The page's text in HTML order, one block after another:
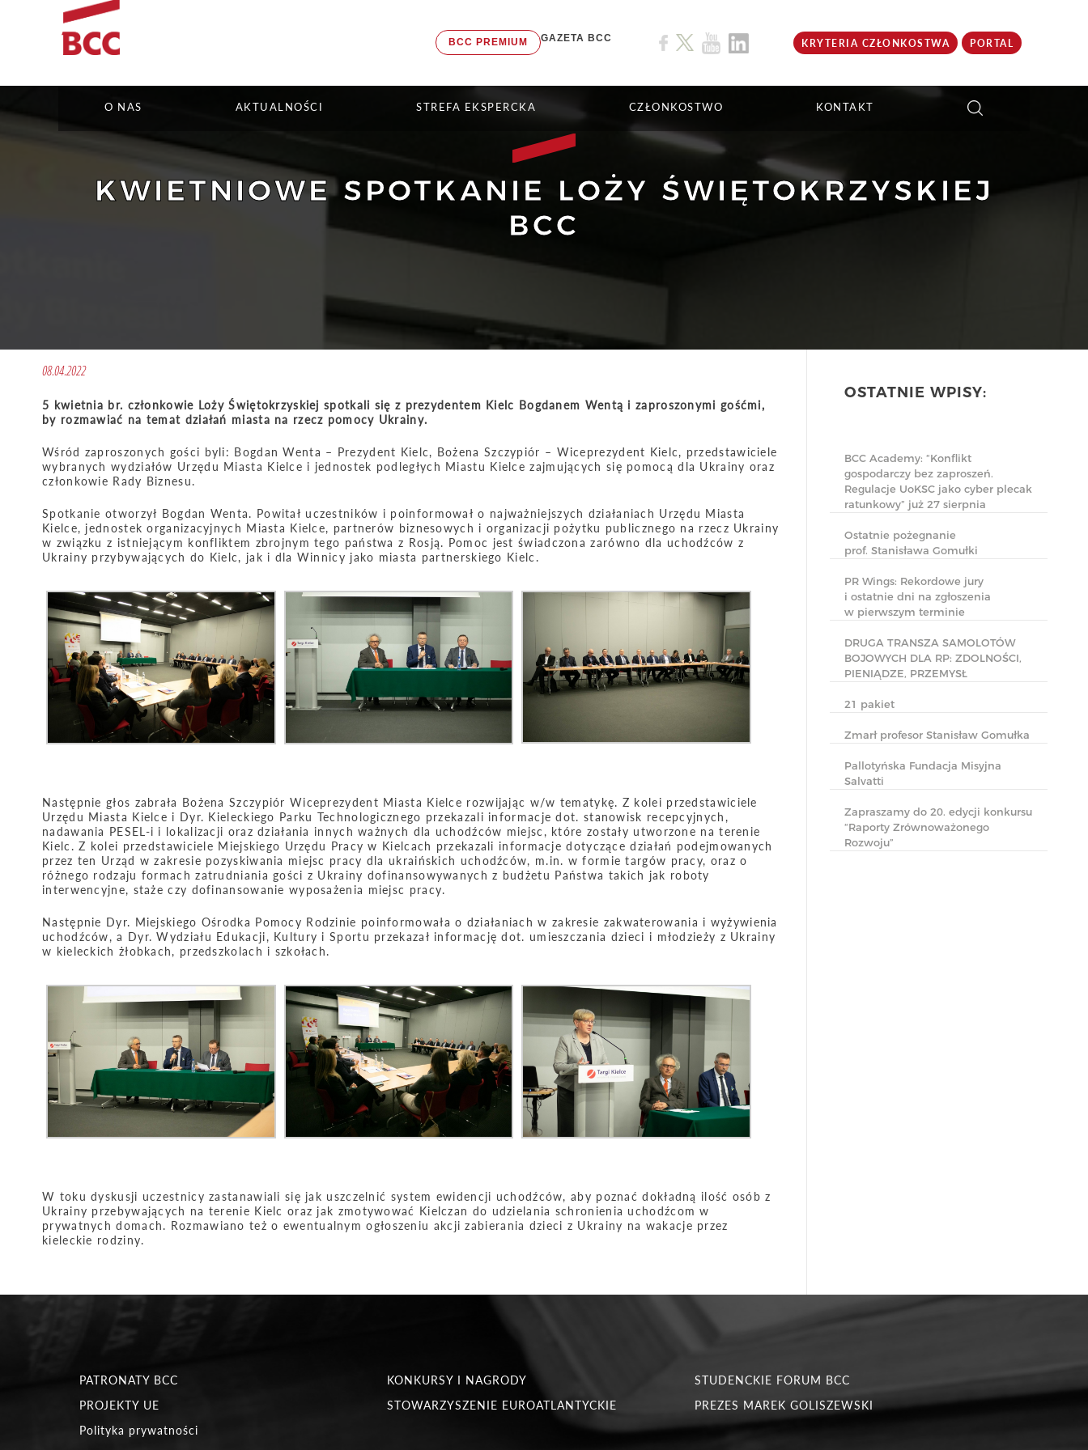
BCC PREMIUM GAZETA BCC KRYTERIA CZŁONKOSTWA PORTAL
O NAS AKTUALNOŚCI STREFA EKSPERCKA CZŁONKOSTWO KONTAKT
KWIETNIOWE SPOTKANIE LOŻY ŚWIĘTOKRZYSKIEJ
BCC
OSTATNIE WPISY:
BCC Academy: “Konflikt
gospodarczy bez zaproszeń.
Regulacje UoKSC jako cyber plecak
ratunkowy” już 27 sierpnia
Ostatnie pożegnanie
prof. Stanisława Gomułki
PR Wings: Rekordowe jury
i ostatnie dni na zgłoszenia
w pierwszym terminie
DRUGA TRANSZA SAMOLOTÓW
BOJOWYCH DLA RP: ZDOLNOŚCI,
PIENIĄDZE, PRZEMYSŁ
21 pakiet
Zmarł profesor Stanisław Gomułka
Pallotyńska Fundacja Misyjna
Salvatti
Zapraszamy do 20. edycji konkursu
“Raporty Zrównoważonego
Rozwoju”
08.04.2022
5 kwietnia br. członkowie Loży Świętokrzyskiej spotkali się z prezydentem Kielc Bogdanem Wentą i zaproszonymi gośćmi,
by rozmawiać na temat działań miasta na rzecz pomocy Ukrainy.
Wśród zaproszonych gości byli: Bogdan Wenta – Prezydent Kielc, Bożena Szczypiór – Wiceprezydent Kielc, przedstawiciele
wybranych wydziałów Urzędu Miasta Kielce i jednostek podległych Miastu Kielce zajmujących się pomocą dla Ukrainy oraz
członkowie Rady Biznesu.
Spotkanie otworzył Bogdan Wenta. Powitał uczestników i poinformował o najważniejszych działaniach Urzędu Miasta
Kielce, jednostek organizacyjnych Miasta Kielce, partnerów biznesowych i organizacji pożytku publicznego na rzecz Ukrainy
w związku z istniejącym konfliktem zbrojnym tego państwa z Rosją. Pomoc jest świadczona zarówno dla uchodźców z
Ukrainy przybywających do Kielc, jak i dla Winnicy jako miasta partnerskiego Kielc.
Następnie głos zabrała Bożena Szczypiór Wiceprezydent Miasta Kielce rozwijając w/w tematykę. Z kolei przedstawiciele
Urzędu Miasta Kielce i Dyr. Kieleckiego Parku Technologicznego przekazali informacje dot. stanowisk recepcyjnych,
nadawania PESEL-i i lokalizacji oraz działania innych ważnych dla uchodźców miejsc, które zostały utworzone na terenie
Kielc. Z kolei przedstawiciele Miejskiego Urzędu Pracy w Kielcach przekazali informacje dotyczące działań podejmowanych
przez ten Urząd w zakresie pozyskiwania miejsc pracy dla ukraińskich uchodźców, m.in. w formie targów pracy, oraz o
różnego rodzaju formach zatrudniania gości z Ukrainy dofinansowywanych z budżetu Państwa takich jak roboty
interwencyjne, staże czy dofinansowanie wyposażenia miejsc pracy.
Następnie Dyr. Miejskiego Ośrodka Pomocy Rodzinie poinformowała o działaniach w zakresie zakwaterowania i wyżywienia
uchodźców, a Dyr. Wydziału Edukacji, Kultury i Sportu przekazał informację dot. umieszczania dzieci i młodzieży z Ukrainy
w kieleckich żłobkach, przedszkolach i szkołach.
W toku dyskusji uczestnicy zastanawiali się jak uszczelnić system ewidencji uchodźców, aby poznać dokładną ilość osób z
Ukrainy przebywających na terenie Kielc oraz jak zmotywować Kielczan do udzielania schronienia uchodźcom w
prywatnych domach. Rozmawiano też o ewentualnym ogłoszeniu akcji zabierania dzieci z Ukrainy na wakacje przez
kieleckie rodziny.
PATRONATY BCC KONKURSY I NAGRODY
STUDENCKIE FORUM BCC
PROJEKTY UE
STOWARZYSZENIE EUROATLANTYCKIE
PREZES MAREK GOLISZEWSKI
Polityka prywatności